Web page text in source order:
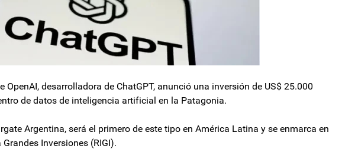
desarrolladora de ChatGPT, anunció una inversión de US$ 25.000
de datos de inteligencia artificial en la Patagonia.
Argentina, será el primero de este tipo en América Latina y se enmarca en
Inversiones (RIGI).